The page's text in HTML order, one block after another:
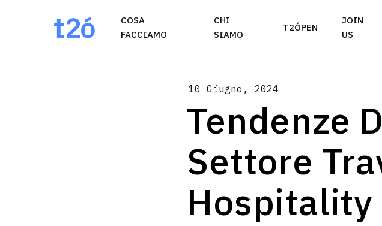
COSA
FACCIAMO
CHI
SIAMO
T2ÓPEN
JOIN
US
10 Giugno, 2024
Tendenze
Settore
May we use cookies to track your activities? We take your privacy